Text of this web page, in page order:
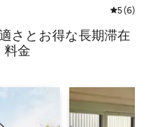
レビュー
5 (6)
さ⁠とお⁠得⁠な長⁠期⁠滞⁠在
料⁠金